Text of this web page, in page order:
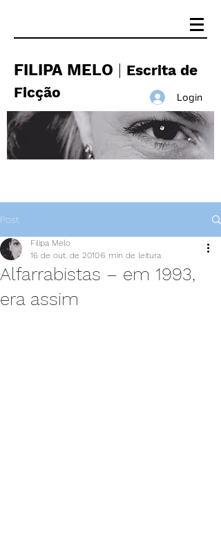
FILIPA MELO
Escrita de
Ficção
Login
Post
Alfarrabistas – em 1993,
era assim
Filipa Melo
16 de out. de 20106 min de leitura